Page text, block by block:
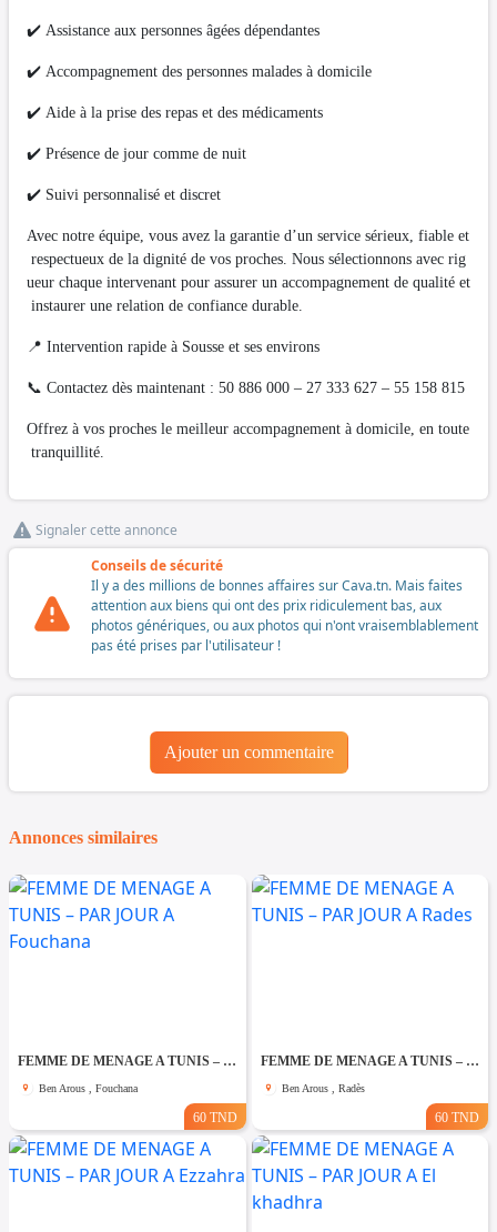
✔️ Assistance aux personnes âgées dépendantes
✔️ Accompagnement des personnes malades à domicile
✔️ Aide à la prise des repas et des médicaments
✔️ Présence de jour comme de nuit
✔️ Suivi personnalisé et discret
Avec notre équipe, vous avez la garantie d’un service sérieux, fiable et
respectueux de la dignité de vos proches. Nous sélectionnons avec rig
ueur chaque intervenant pour assurer un accompagnement de qualité et
instaurer une relation de confiance durable.
📍 Intervention rapide à Sousse et ses environs
📞 Contactez dès maintenant : 50 886 000 – 27 333 627 – 55 158 815
Offrez à vos proches le meilleur accompagnement à domicile, en toute
tranquillité.
Signaler cette annonce
Conseils de sécurité
Il y a des millions de bonnes affaires sur Cava.tn. Mais faites
attention aux biens qui ont des prix ridiculement bas, aux
photos génériques, ou aux photos qui n'ont vraisemblablement
pas été prises par l'utilisateur !
Ajouter un commentaire
Annonces similaires
FEMME DE MENAGE A TUNIS – PAR JOUR A Fouchana
Ben Arous , Fouchana
60 TND
FEMME DE MENAGE A TUNIS – PAR JOUR A Rades
Ben Arous , Radès
60 TND